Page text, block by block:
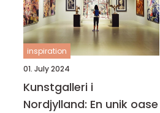
inspiration
01. July 2024
Kunstgalleri i
Nordjylland: En unik oase